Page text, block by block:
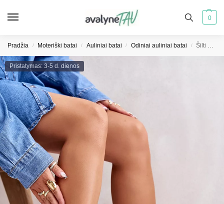
0
Pradžia / Moteriški batai / Auliniai batai / Odiniai auliniai batai / Šilti moteriški aulinukai su užtrauktuku juodi Evalith
Pristatymas: 3-5 d. dienos